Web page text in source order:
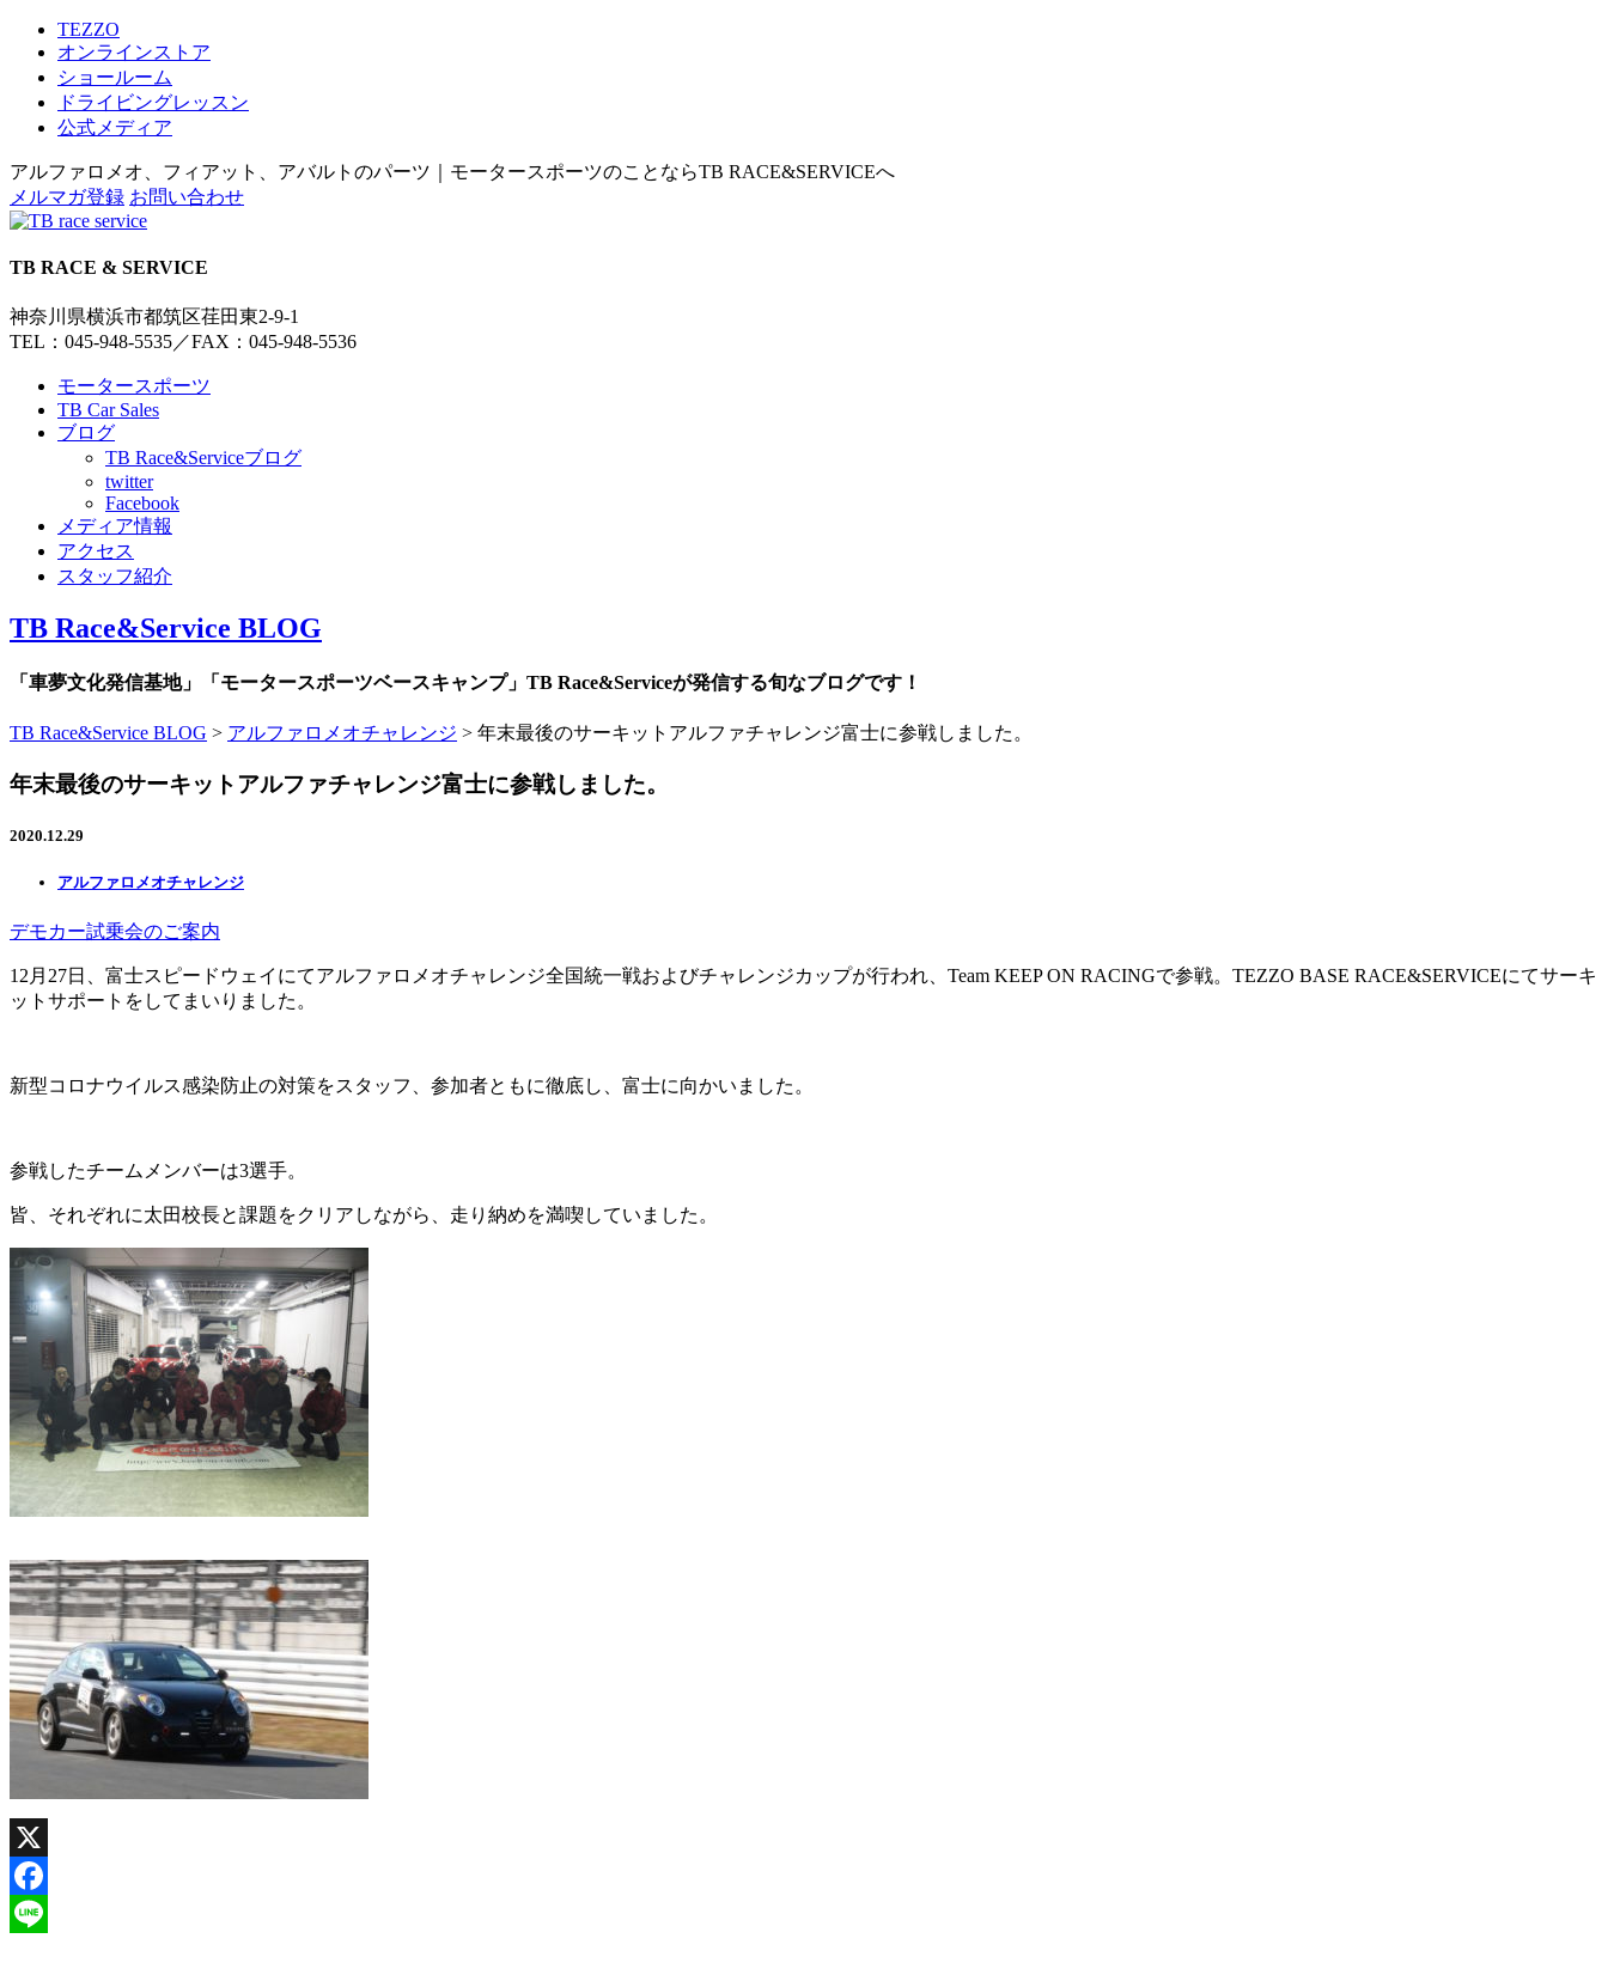
TEZZO
オンラインストア
ショールーム
ドライビングレッスン
公式メディア
アルファロメオ、フィアット、アバルトのパーツ｜モータースポーツのことならTB RACE&SERVICEへ
メルマガ登録 お問い合わせ
TB RACE & SERVICE
神奈川県横浜市都筑区荏田東2-9-1
TEL：045-948-5535／FAX：045-948-5536
モータースポーツ
TB Car Sales
ブログ
TB Race&Serviceブログ
twitter
Facebook
メディア情報
アクセス
スタッフ紹介
TB Race&Service BLOG
「車夢文化発信基地」「モータースポーツベースキャンプ」TB Race&Serviceが発信する旬なブログです！
TB Race&Service BLOG > アルファロメオチャレンジ > 年末最後のサーキットアルファチャレンジ富士に参戦しました。
年末最後のサーキットアルファチャレンジ富士に参戦しました。
2020.12.29
アルファロメオチャレンジ
デモカー試乗会のご案内
12月27日、富士スピードウェイにてアルファロメオチャレンジ全国統一戦およびチャレンジカップが行われ、Team KEEP ON RACINGで参戦。TEZZO BASE RACE&SERVICEにてサーキ
ットサポートをしてまいりました。
新型コロナウイルス感染防止の対策をスタッフ、参加者ともに徹底し、富士に向かいました。
参戦したチームメンバーは3選手。
皆、それぞれに太田校長と課題をクリアしながら、走り納めを満喫していました。
X
Facebook